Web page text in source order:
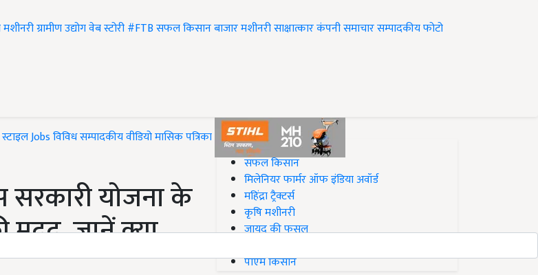
मशीनरीग्रामीण उद्योगवेब स्टोरी#FTBसफल किसानबाजारमशीनरीसाक्षात्कारकंपनी समाचारसम्पादकीयफोटो
Jobsविविधसम्पादकीयवीडियोमासिक पत्रिका
योजना के
मदद, जानें क्या
#Top on Krishi Jagran
सफल किसान
मिलेनियर फार्मर ऑफ इंडिया अवॉर्ड
महिंद्रा ट्रैक्टर्स
कृषि मशीनरी
जायद की फसल
पीएम किसान